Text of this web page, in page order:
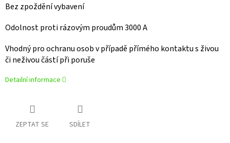
Bez zpoždění vybavení
Odolnost proti rázovým proudům 3000 A
Vhodný pro ochranu osob v případě přímého kontaktu s živou
či neživou částí při poruše
Detailní informace
ZEPTAT SE SDÍLET